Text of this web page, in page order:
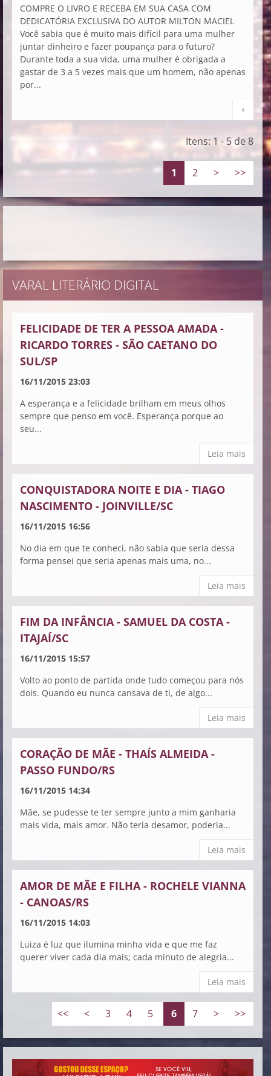
COMPRE O LIVRO E RECEBA EM SUA CASA COM
DEDICATÓRIA EXCLUSIVA DO AUTOR MILTON MACIEL
Você sabia que é muito mais difícil para uma mulher
juntar dinheiro e fazer poupança para o futuro?
Durante toda a sua vida, uma mulher é obrigada a
gastar de 3 a 5 vezes mais que um homem, não apenas
por...
+
Itens: 1 - 5 de 8
1 2 > >>
VARAL LITERÁRIO DIGITAL
FELICIDADE DE TER A PESSOA AMADA -
RICARDO TORRES - SÃO CAETANO DO
SUL/SP
16/11/2015 23:03
A esperança e a felicidade brilham em meus olhos
sempre que penso em você. Esperança porque ao
seu...
Leia mais
CONQUISTADORA NOITE E DIA - TIAGO
NASCIMENTO - JOINVILLE/SC
16/11/2015 16:56
No dia em que te conheci, não sabia que seria dessa
forma pensei que seria apenas mais uma, no...
Leia mais
FIM DA INFÂNCIA - SAMUEL DA COSTA -
ITAJAÍ/SC
16/11/2015 15:57
Volto ao ponto de partida onde tudo começou para nós
dois. Quando eu nunca cansava de ti, de algo...
Leia mais
CORAÇÃO DE MÃE - THAÍS ALMEIDA -
PASSO FUNDO/RS
16/11/2015 14:34
Mãe, se pudesse te ter sempre junto a mim ganharia
mais vida, mais amor. Não teria desamor, poderia...
Leia mais
AMOR DE MÃE E FILHA - ROCHELE VIANNA
- CANOAS/RS
16/11/2015 14:03
Luiza é luz que ilumina minha vida e que me faz
querer viver cada dia mais; cada minuto de alegria...
Leia mais
<< < 3 4 5 6 7 > >>